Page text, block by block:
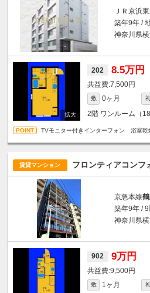
ＪＲ京浜
築年9年 /
神奈川県
202 8.5万円
7,500円
敷 0ヶ月
2階 ワンルーム（
TVモニター付きインターフォン 浴室
賃貸マンション フロンティアコンフ
京急本線
築年9年 /
神奈川県
902 9万円
9,500円
敷 1ヶ月